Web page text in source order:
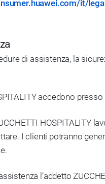
it/
di assistenza, la
accedono
HOSPITALITY
I clienti potranno
l’addetto